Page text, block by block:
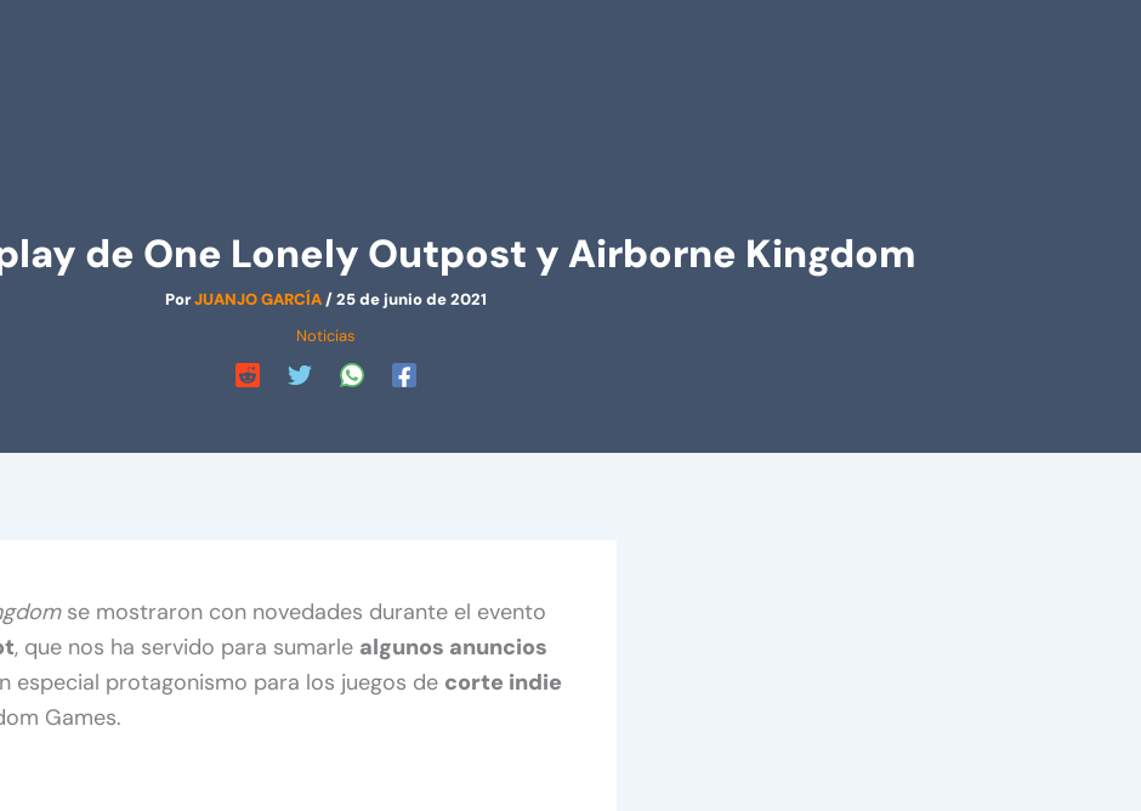
de One Lonely Outpost y Airborne Kingdom
PorJUANJO GARCÍA/25 de junio de 2021
Noticias
se mostraron con novedades durante el evento
, que nos ha servido para sumarle algunos anuncios
especial protagonismo para los juegos de corte indie
Games.